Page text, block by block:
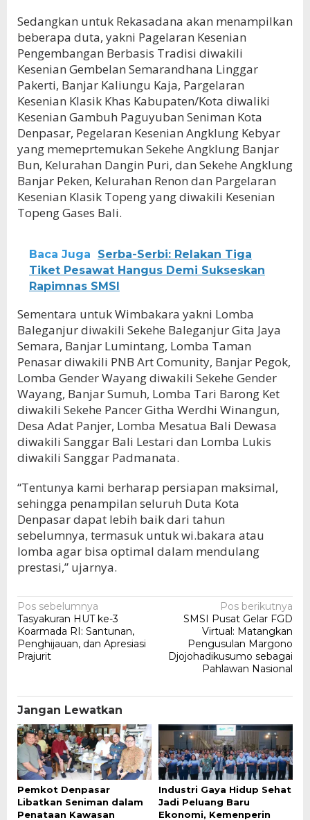
Sedangkan untuk Rekasadana akan menampilkan
beberapa duta, yakni Pagelaran Kesenian
Pengembangan Berbasis Tradisi diwakili
Kesenian Gembelan Semarandhana Linggar
Pakerti, Banjar Kaliungu Kaja, Pargelaran
Kesenian Klasik Khas Kabupaten/Kota diwaliki
Kesenian Gambuh Paguyuban Seniman Kota
Denpasar, Pegelaran Kesenian Angklung Kebyar
yang memeprtemukan Sekehe Angklung Banjar
Bun, Kelurahan Dangin Puri, dan Sekehe Angklung
Banjar Peken, Kelurahan Renon dan Pargelaran
Kesenian Klasik Topeng yang diwakili Kesenian
Topeng Gases Bali.
Baca Juga
Serba-Serbi: Relakan Tiga
Tiket Pesawat Hangus Demi Sukseskan
Rapimnas SMSI
Sementara untuk Wimbakara yakni Lomba
Baleganjur diwakili Sekehe Baleganjur Gita Jaya
Semara, Banjar Lumintang, Lomba Taman
Penasar diwakili PNB Art Comunity, Banjar Pegok,
Lomba Gender Wayang diwakili Sekehe Gender
Wayang, Banjar Sumuh, Lomba Tari Barong Ket
diwakili Sekehe Pancer Githa Werdhi Winangun,
Desa Adat Panjer, Lomba Mesatua Bali Dewasa
diwakili Sanggar Bali Lestari dan Lomba Lukis
diwakili Sanggar Padmanata.
“Tentunya kami berharap persiapan maksimal,
sehingga penampilan seluruh Duta Kota
Denpasar dapat lebih baik dari tahun
sebelumnya, termasuk untuk wi.bakara atau
lomba agar bisa optimal dalam mendulang
prestasi,” ujarnya.
Navigasi
pos
Pos sebelumnya
Tasyakuran HUT ke-3
Koarmada RI: Santunan,
Penghijauan, dan Apresiasi
Prajurit
Pos berikutnya
SMSI Pusat Gelar FGD
Virtual: Matangkan
Pengusulan Margono
Djojohadikusumo sebagai
Pahlawan Nasional
Jangan Lewatkan
Pemkot Denpasar
Libatkan Seniman dalam
Penataan Kawasan
Industri Gaya Hidup Sehat
Jadi Peluang Baru
Ekonomi, Kemenperin